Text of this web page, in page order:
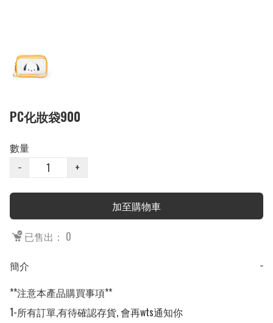
PC化妝袋900
數量
−
+
加至購物車
已售出： 0
簡介
−
**注意本產品購買事項**
1-所有訂單,有待確認存貨, 會再wts通知你